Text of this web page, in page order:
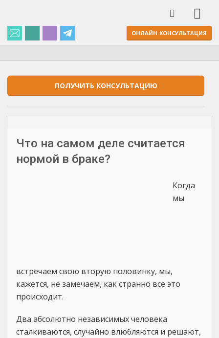
ОНЛАЙН-КОНСУЛЬТАЦИЯ
ПОЛУЧИТЬ КОНСУЛЬТАЦИЮ
Что на самом деле считается
нормой в браке?
Когда
мы
встречаем свою вторую половинку, мы,
кажется, не замечаем, как странно все это
происходит.
Два абсолютно независимых человека
сталкиваются, случайно влюбляются и решают,